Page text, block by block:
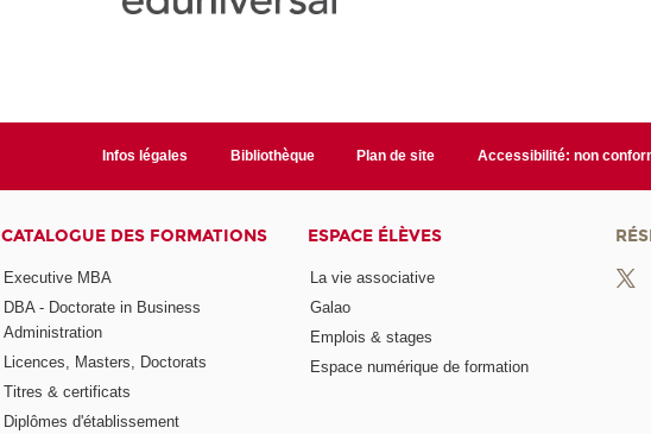
Infos légales Bibliothèque Plan de site Accessibilité: non
CATALOGUE DES FORMATIONS
Executive MBA
DBA - Doctorate in Business
Administration
Licences, Masters, Doctorats
Titres & certificats
Diplômes d'établissement
ESPACE ÉLÈVES
La vie associative
Galao
Emplois & stages
Espace numérique de formation